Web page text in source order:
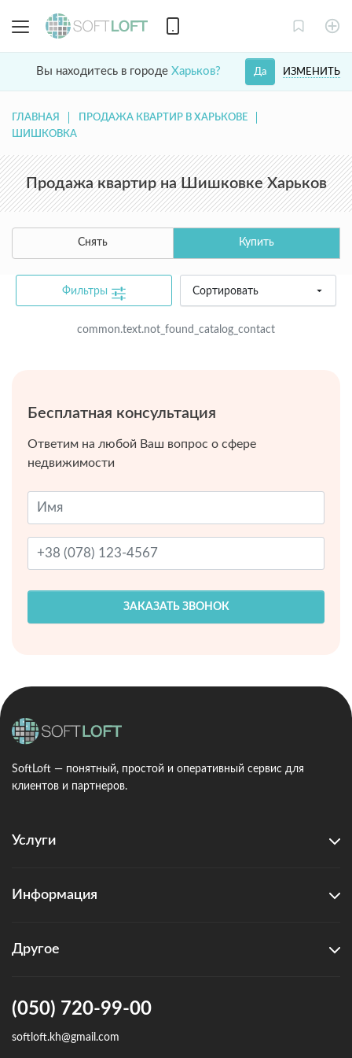
Вы находитесь в городе Харьков? ИЗМЕНИТЬ
Да
ГЛАВНАЯ
ПРОДАЖА КВАРТИР В ХАРЬКОВЕ
ШИШКОВКА
Продажа квартир на Шишковке Харьков
Снять Купить
Фильтры Сортировать
common.text.not_found_catalog_contact
Бесплатная консультация
Ответим на любой Ваш вопрос о сфере
недвижимости
ЗАКАЗАТЬ ЗВОНОК
SoftLoft — понятный, простой и оперативный сервис для
клиентов и партнеров.
Услуги
Информация
Другое
(050) 720-99-00
softloft.kh@gmail.com